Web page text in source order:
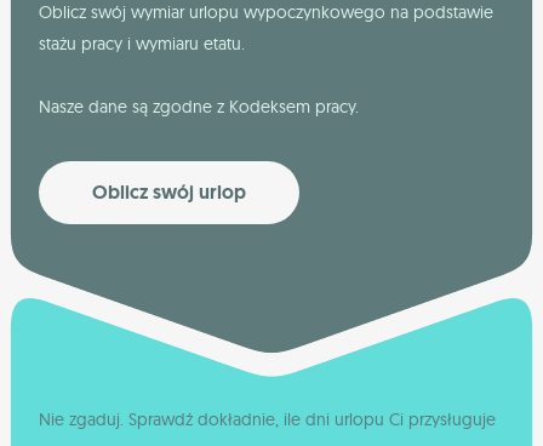
Oblicz swój wymiar urlopu wypoczynkowego na podstawie
stażu pracy i wymiaru etatu.
Nasze dane są zgodne z Kodeksem pracy.
Oblicz swój urlop
Nie zgaduj. Sprawdź dokładnie, ile dni urlopu Ci przysługuje